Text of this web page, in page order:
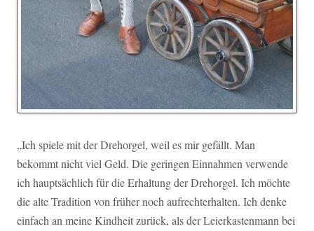
„Ich spiele mit der Drehorgel, weil es mir gefällt. Man
bekommt nicht viel Geld. Die geringen Einnahmen verwende
ich hauptsächlich für die Erhaltung der Drehorgel. Ich möchte
die alte Tradition von früher noch aufrechterhalten. Ich denke
einfach an meine Kindheit zurück, als der Leierkastenmann bei